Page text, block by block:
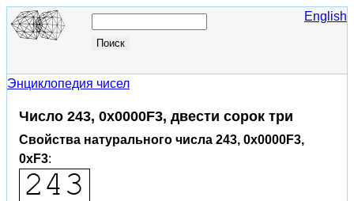
English
Энциклопедия чисел
Число 243, 0x0000F3, двести сорок три
Свойства натурального числа 243, 0x0000F3,
0xF3: